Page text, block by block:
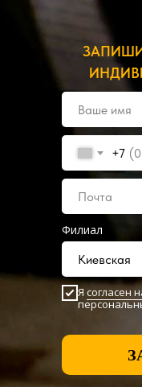
+7
Филиал
Я согласен